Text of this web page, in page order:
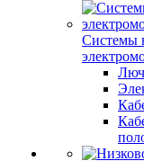
Системы